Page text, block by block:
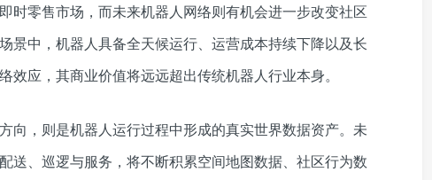
时零售市场，而未来机器人网络则有机会进一步改变社区
景中，机器人具备全天候运行、运营成本持续下降以及长
效应，其商业价值将远远超出传统机器人行业本身。
向，则是机器人运行过程中形成的真实世界数据资产。未
送、巡逻与服务，将不断积累空间地图数据、社区行为数